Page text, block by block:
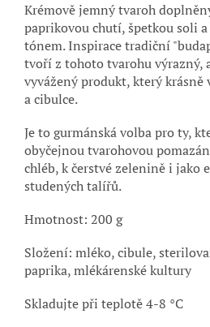
Krémově jemný tvaroh
paprikovou chutí, špetkou soli
tónem. Inspirace tradiční
tvoří z tohoto tvarohu výrazný,
vyvážený produkt, který krásně
a cibulce.
Je to gurmánská volba pro ty,
obyčejnou tvarohovou
chléb, k čerstvé zelenině i jako
studených talířů.
Hmotnost: 200 g
Složení: mléko, cibule,
paprika, mlékárenské kultury
Skladujte při teplotě 4-8 °C